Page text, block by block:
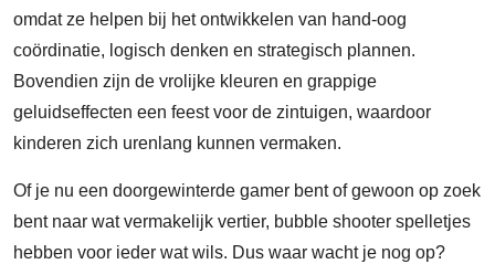
omdat ze helpen bij het ontwikkelen van hand-oog
coördinatie, logisch denken en strategisch plannen.
Bovendien zijn de vrolijke kleuren en grappige
geluidseffecten een feest voor de zintuigen, waardoor
kinderen zich urenlang kunnen vermaken.
Of je nu een doorgewinterde gamer bent of gewoon op zoek
bent naar wat vermakelijk vertier, bubble shooter spelletjes
hebben voor ieder wat wils. Dus waar wacht je nog op?